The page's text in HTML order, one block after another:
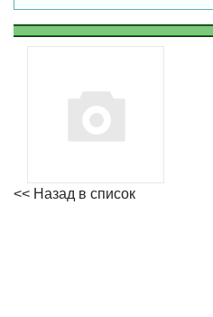
<< Назад в список